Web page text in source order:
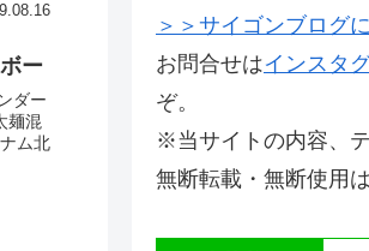
ー
ダー
麺混
ム北
＞＞サイゴンブログ
お問合せはインスタ
ぞ。
※当サイトの内容、
無断転載・無断使用